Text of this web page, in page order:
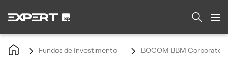
Fundos de Investimento BOCOM BBM Corporate